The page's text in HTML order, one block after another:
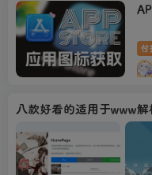
付
八款好看的适用于www